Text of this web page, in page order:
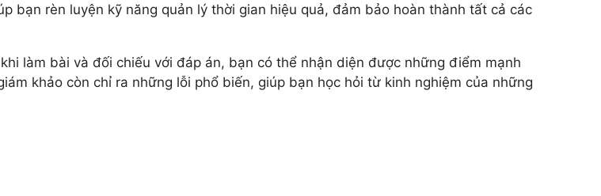
bạn rèn luyện kỹ năng quản lý thời gian hiệu quả, đảm bảo hoàn thành tất cả các
làm bài và đối chiếu với đáp án, bạn có thể nhận diện được những điểm mạnh
khảo còn chỉ ra những lỗi phổ biến, giúp bạn học hỏi từ kinh nghiệm của những